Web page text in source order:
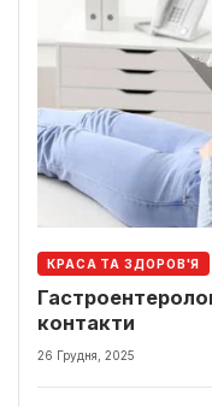
КРАСА ТА ЗДОРОВ'Я
контакти
26 Грудня, 2025